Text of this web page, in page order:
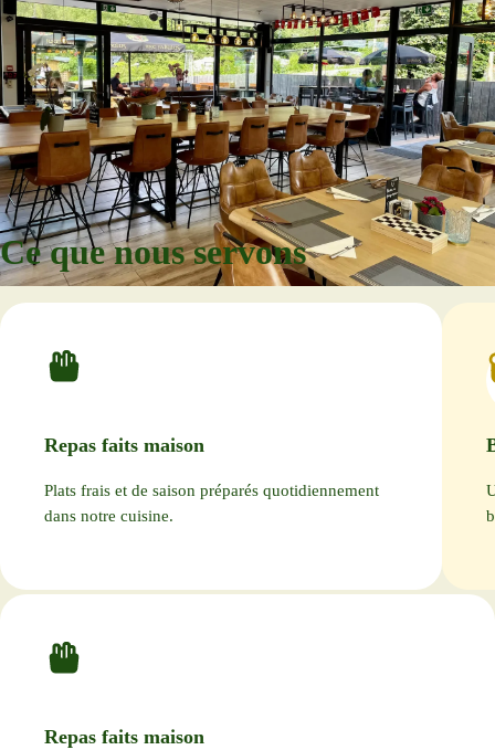
Ce que nous servons
Repas faits maison
Plats frais et de saison préparés quotidiennement
dans notre cuisine.
Repas faits maison